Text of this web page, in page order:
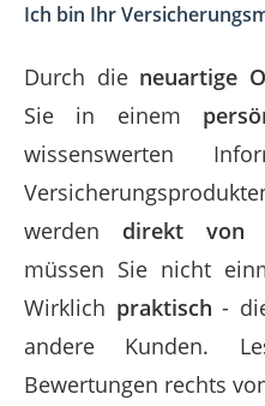
Ich bin Ihr
Durch die neuartige
Sie in einem
wissenswerten
werden direkt von
müssen Sie nicht
Wirklich praktisch -
andere Kunden.
Bewertungen rechts